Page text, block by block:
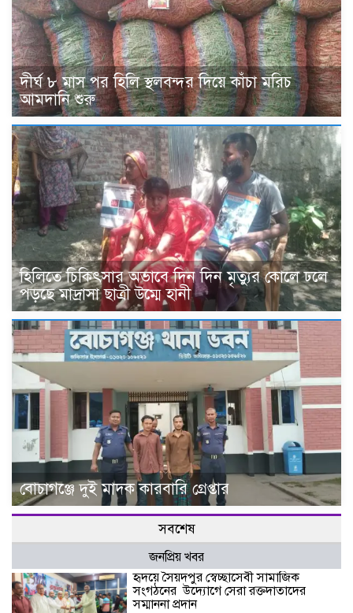
দীর্ঘ ৮ মাস পর হিলি স্থলবন্দর দিয়ে কাঁচা মরিচ
আমদানি শুরু
হিলিতে চিকিৎসার অভাবে দিন দিন মৃত্যুর কোলে ঢলে
পড়ছে মাদ্রাসা ছাত্রী উম্মে হানী
বোচাগঞ্জে দুই মাদক কারবারি গ্রেপ্তার
সবশেষ
জনপ্রিয় খবর
হৃদয়ে সৈয়দপুর স্বেচ্ছাসেবী সামাজিক
সংগঠনের উদ্যোগে সেরা রক্তদাতাদের
সম্মাননা প্রদান